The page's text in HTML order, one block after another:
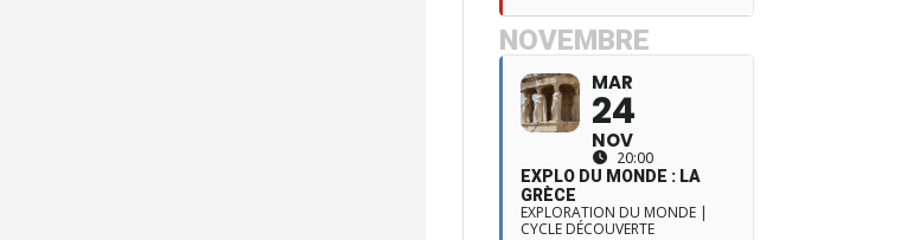
NOVEMBRE
MAR
24
NOV
20:00
EXPLO DU MONDE : LA
GRÈCE
EXPLORATION DU MONDE |
CYCLE DÉCOUVERTE